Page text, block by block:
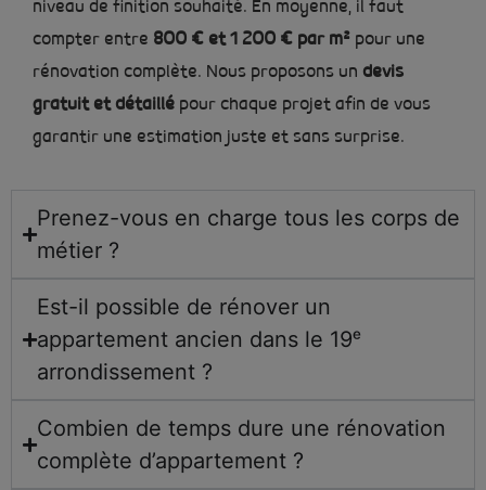
niveau de finition souhaité. En moyenne, il faut
compter entre 800 € et 1 200 € par m² pour une
rénovation complète. Nous proposons un devis
gratuit et détaillé pour chaque projet afin de vous
garantir une estimation juste et sans surprise.
Prenez-vous en charge tous les corps de
métier ?
Est-il possible de rénover un
appartement ancien dans le 19ᵉ
arrondissement ?
Combien de temps dure une rénovation
complète d’appartement ?